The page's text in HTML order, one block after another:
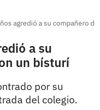
agredió a su compañero
a su
un bísturí
por su
del colegio.